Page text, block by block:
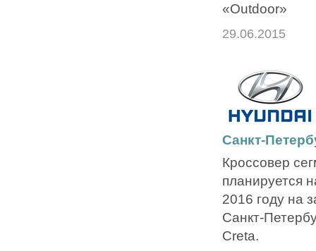
«Outdoor»
29.06.2015
Санкт-
Кроссовер
планируется
2016 году на
Санкт-
Creta.